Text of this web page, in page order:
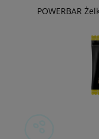
POWERBAR